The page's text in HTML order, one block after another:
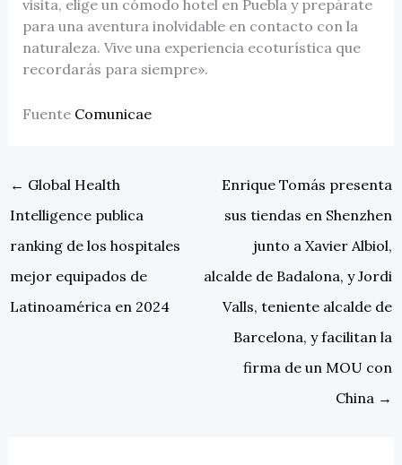
visita, elige un cómodo hotel en Puebla y prepárate
para una aventura inolvidable en contacto con la
naturaleza. Vive una experiencia ecoturística que
recordarás para siempre».
Fuente Comunicae
← Global Health
Intelligence publica
ranking de los hospitales
mejor equipados de
Latinoamérica en 2024
Enrique Tomás presenta
sus tiendas en Shenzhen
junto a Xavier Albiol,
alcalde de Badalona, y Jordi
Valls, teniente alcalde de
Barcelona, y facilitan la
firma de un MOU con
China →